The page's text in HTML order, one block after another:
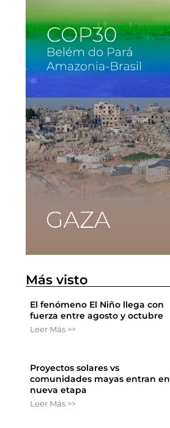
Más visto
El fenómeno El Niño llega con
fuerza entre agosto y octubre
Leer Más >>
Proyectos solares vs
comunidades mayas entran en
nueva etapa
Leer Más >>